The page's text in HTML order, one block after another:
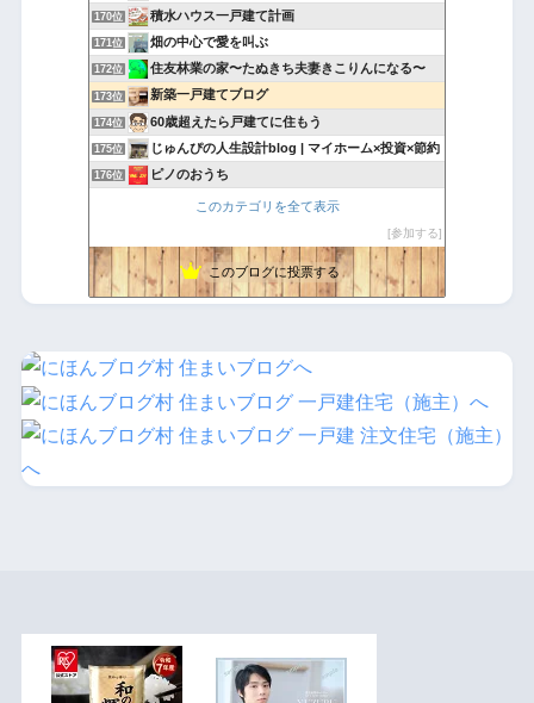
170位 積水ハウス一戸建て計画
171位 畑の中心で愛を叫ぶ
172位 住友林業の家〜たぬきち夫妻きこりんになる〜
173位 新築一戸建てブログ
174位 60歳超えたら戸建てに住もう
175位 じゅんぴの人生設計blog | マイホーム×投資×節約
176位 ピノのおうち
FP銀行員が建てる家
179位 我が家に我が家が出来るのかぁ
180位 暮らしやすさとデザイン性を大切にしたマイホーム計画
このカテゴリを全て表示
参加する
このブログに投票する